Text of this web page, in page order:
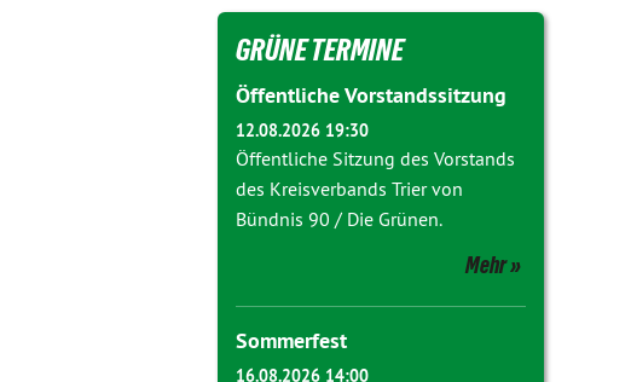
GRÜNE TERMINE
Öffentliche Vorstandssitzung
12.08.2026 19:30
Öffentliche Sitzung des Vorstands
des Kreisverbands Trier von
Bündnis 90 / Die Grünen.
Mehr
Sommerfest
16.08.2026 14:00